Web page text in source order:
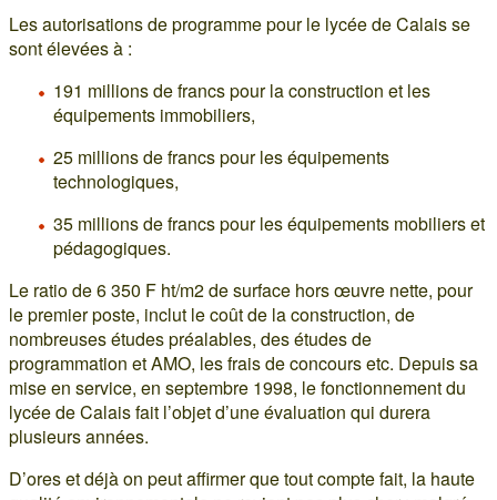
Les autorisations de programme pour le lycée de Calais se
sont élevées à :
191 millions de francs pour la construction et les
équipements immobiliers,
25 millions de francs pour les équipements
technologiques,
35 millions de francs pour les équipements mobiliers et
pédagogiques.
Le ratio de 6 350 F ht/m2 de surface hors œuvre nette, pour
le premier poste, inclut le coût de la construction, de
nombreuses études préalables, des études de
programmation et AMO, les frais de concours etc. Depuis sa
mise en service, en septembre 1998, le fonctionnement du
lycée de Calais fait l’objet d’une évaluation qui durera
plusieurs années.
D’ores et déjà on peut affirmer que tout compte fait, la haute